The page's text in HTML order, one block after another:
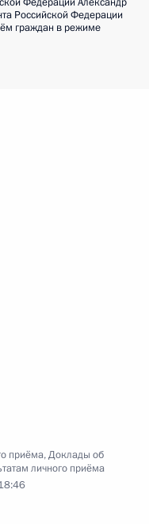
Российской Федерации
граждан в режиме
приёма,Доклады об
личного приёма